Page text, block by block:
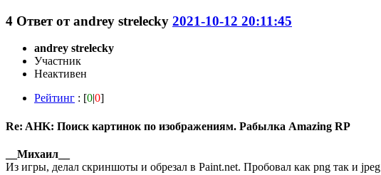
4 Ответ отandrey strelecky 2021-10-12 20:11:45
andrey strelecky
Участник
Неактивен
Рейтинг : [0|0]
Re: AHK: Поиск картинок по изображениям. Рабылка Amazing RP
__Михаил__
Из игры, делал скриншоты и обрезал в Paint.net. Пробовал как png так и jpeg